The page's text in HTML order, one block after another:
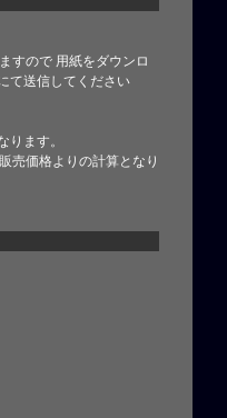
すので 用紙をダウンロ
て送信してください
ます。
売価格よりの計算となり